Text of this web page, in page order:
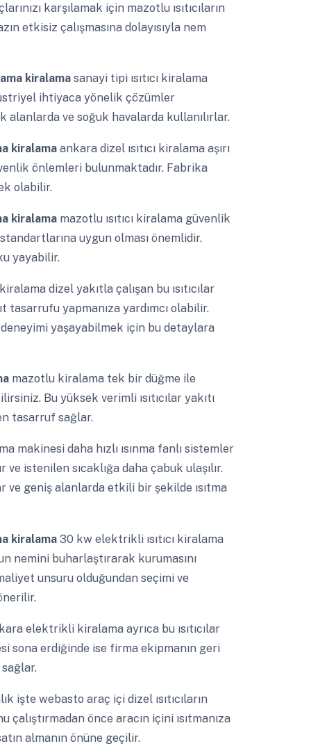
karşılamak için mazotlu ısıtıcıların
etkisiz çalışmasına dolayısıyla nem
kiralama sanayi tipi ısıtıcı kiralama
ihtiyaca yönelik çözümler
ve soğuk havalarda kullanılırlar.
kiralama ankara dizel ısıtıcı kiralama aşırı
önlemleri bulunmaktadır. Fabrika
olabilir.
kiralama mazotlu ısıtıcı kiralama güvenlik
uygun olması önemlidir.
yayabilir.
kiralama dizel yakıtla çalışan bu ısıtıcılar
yapmanıza yardımcı olabilir.
yaşayabilmek için bu detaylara
mazotlu kiralama tek bir düğme ile
Bu yüksek verimli ısıtıcılar yakıtı
tasarruf sağlar.
makinesi daha hızlı ısınma fanlı sistemler
ve istenilen sıcaklığa daha çabuk ulaşılır.
geniş alanlarda etkili bir şekilde ısıtma
kiralama 30 kw elektrikli ısıtıcı kiralama
nemini buharlaştırarak kurumasını
unsuru olduğundan seçimi ve
elektrikli kiralama ayrıca bu ısıtıcılar
sona erdiğinde ise firma ekipmanın geri
işte webasto araç içi dizel ısıtıcıların
önce aracın içini ısıtmanıza
almanın önüne geçilir.